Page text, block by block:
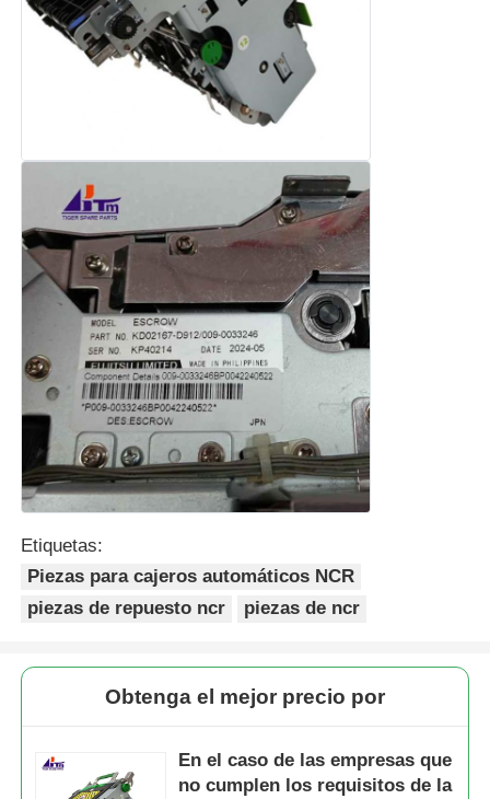
Etiquetas:
Piezas para cajeros automáticos NCR
piezas de repuesto ncr
piezas de ncr
Obtenga el mejor precio por
En el caso de las empresas que
no cumplen los requisitos de la